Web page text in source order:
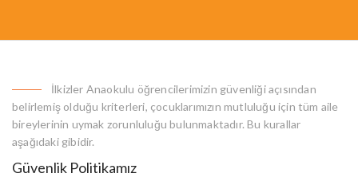
İlkizler Anaokulu öğrencilerimizin güvenliği açısından
belirlemiş olduğu kriterleri, çocuklarımızın mutluluğu için tüm aile
bireylerinin uymak zorunluluğu bulunmaktadır. Bu kurallar
aşağıdaki gibidir.
Güvenlik Politikamız